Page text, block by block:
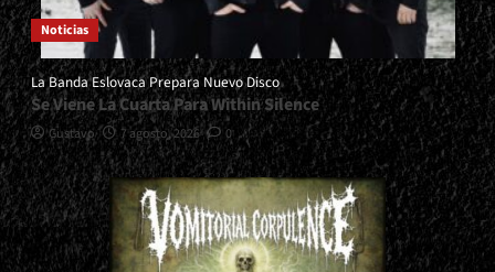
Noticias
La Banda Eslovaca Prepara Nuevo Disco
Se Viene La Cuarta Para Within Silence
Gustavo 7 agosto, 2026 0